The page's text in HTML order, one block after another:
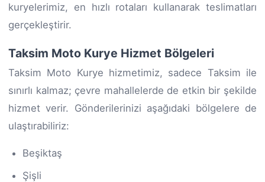
kuryelerimiz, en hızlı rotaları kullanarak teslimatları
gerçekleştirir.
Taksim Moto Kurye Hizmet Bölgeleri
Taksim Moto Kurye hizmetimiz, sadece Taksim ile
sınırlı kalmaz; çevre mahallelerde de etkin bir şekilde
hizmet verir. Gönderilerinizi aşağıdaki bölgelere de
ulaştırabiliriz:
Beşiktaş
Şişli